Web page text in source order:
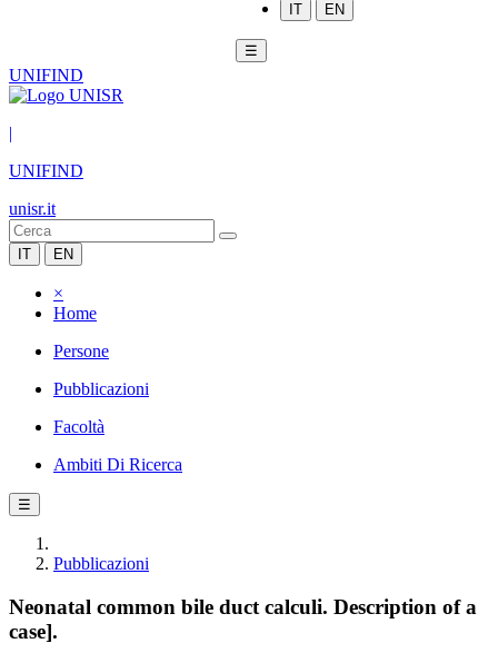
IT EN
☰
UNIFIND
|
UNIFIND
unisr.it
IT EN
×
Home
Persone
Pubblicazioni
Facoltà
Ambiti Di Ricerca
☰
Pubblicazioni
Neonatal common bile duct calculi. Description of a
case].